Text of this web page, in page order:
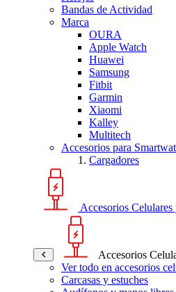
Bandas de Actividad
Marca
OURA
Apple Watch
Huawei
Samsung
Fitbit
Garmin
Xiaomi
Kalley
Multitech
Accesorios para
Cargadores
Accesorios Celulares
Accesorios
Ver todo en accesorios
Carcasas y estuches